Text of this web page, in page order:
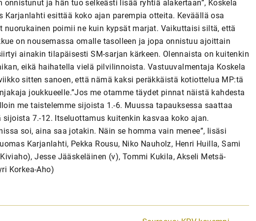
onnistunut ja hän tuo selkeästi lisää ryhtiä alakertaan”, Koskela
esittää koko ajan parempia otteita. Keväällä osa
poimii ne kuin kypsät marjat. Vaikuttaisi siltä, että
on nousemassa omalle tasolleen ja jopa onnistuu ajoittain
ainakin tilapäisesti SM-sarjan kärkeen. Olennaista on kuitenkin
eikä haihatella vielä pilvilinnoista. Vastuuvalmentaja Koskela
sitten sanoen, että nämä kaksi peräkkäistä kotiottelua MP:tä
joukkueelle.”Jos me otamme täydet pinnat näistä kahdesta
me taistelemme sijoista 1.-6. Muussa tapauksessa saattaa
7.-12. Itseluottamus kuitenkin kasvaa koko ajan.
soi, aina saa jotakin. Näin se homma vain menee”, lisäsi
Karjanlahti, Pekka Rousu, Niko Nauholz, Henri Huilla, Sami
Jesse Jääskeläinen (v), Tommi Kukila, Akseli Metsä-
Korkea-Aho)